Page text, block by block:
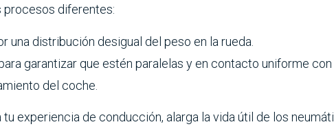
procesos diferentes:
una distribución desigual del peso en la rueda.
garantizar que estén paralelas y en contacto uniforme con
del coche.
experiencia de conducción, alarga la vida útil de los